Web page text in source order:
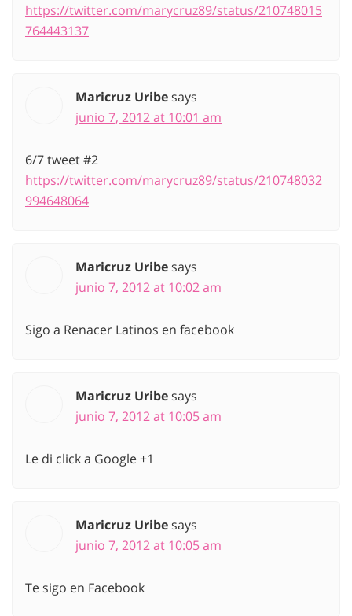
https://twitter.com/marycruz89/status/210748015
764443137
Maricruz Uribesays
junio 7, 2012 at 10:01 am
6/7 tweet #2
https://twitter.com/marycruz89/status/210748032
994648064
Maricruz Uribesays
junio 7, 2012 at 10:02 am
Sigo a Renacer Latinos en facebook
Maricruz Uribesays
junio 7, 2012 at 10:05 am
Le di click a Google +1
Maricruz Uribesays
junio 7, 2012 at 10:05 am
Te sigo en Facebook